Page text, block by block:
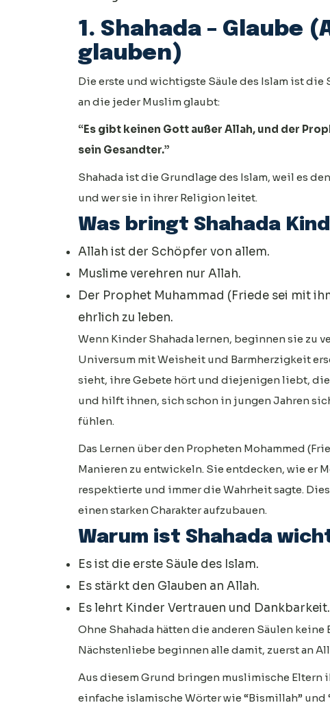
1. Shahada – Glaube
glauben)
Die erste und wichtigste Säule des Islam ist die
an die jeder Muslim glaubt:
“Es gibt keinen Gott außer Allah, und der
sein Gesandter.”
Shahada ist die Grundlage des Islam, weil es
und wer sie in ihrer Religion leitet.
Was bringt Shahada
Allah ist der Schöpfer von allem.
Muslime verehren nur Allah.
Der Prophet Muhammad (Friede sei mit
ehrlich zu leben.
Wenn Kinder Shahada lernen, beginnen sie zu
Universum mit Weisheit und Barmherzigkeit
sieht, ihre Gebete hört und diejenigen liebt,
und hilft ihnen, sich schon in jungen Jahren
fühlen.
Das Lernen über den Propheten Mohammed
Manieren zu entwickeln. Sie entdecken, wie er
respektierte und immer die Wahrheit sagte.
einen starken Charakter aufzubauen.
Warum ist Shahada
Es ist die erste Säule des Islam.
Es stärkt den Glauben an Allah.
Es lehrt Kinder Vertrauen und Dankbarkeit.
Ohne Shahada hätten die anderen Säulen keine
Nächstenliebe beginnen alle damit, zuerst an
Aus diesem Grund bringen muslimische Eltern
einfache islamische Wörter wie “Bismillah”